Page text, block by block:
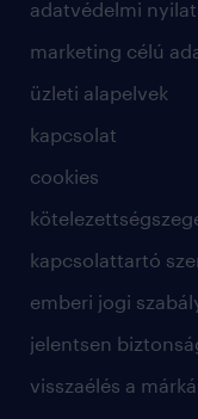
adatvédelmi
marketing célú
üzleti alapelvek
kapcsolat
cookies
kapcsolattartó
emberi jogi
jelentsen
visszaélés a